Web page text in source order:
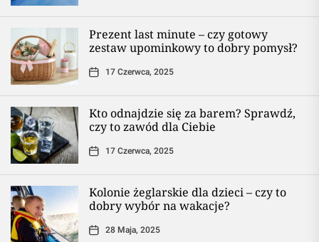
Prezent last minute – czy gotowy
zestaw upominkowy to dobry pomysł?
17 Czerwca, 2025
Kto odnajdzie się za barem? Sprawdź,
czy to zawód dla Ciebie
17 Czerwca, 2025
Kolonie żeglarskie dla dzieci – czy to
dobry wybór na wakacje?
28 Maja, 2025